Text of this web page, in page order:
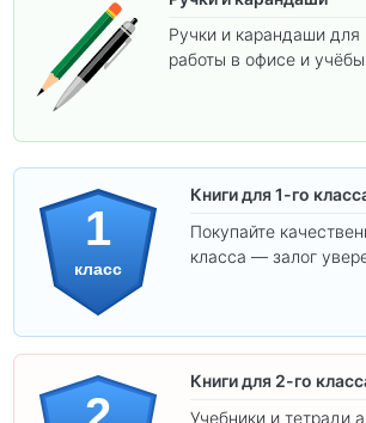
Ручки и карандаши для
работы в офисе и учёбы.
1
класс
Книги для 1-го
Покупайте
класса — залог
Книги для 2-го
Учебники и тетради